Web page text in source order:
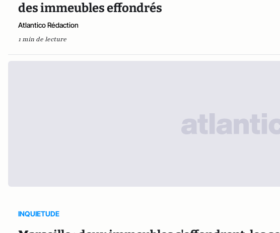
des immeubles effondrés
Atlantico Rédaction
1 min de lecture
INQUIETUDE